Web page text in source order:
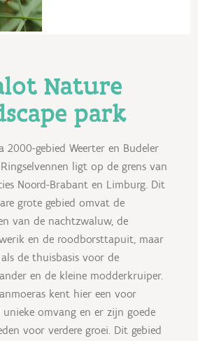
Nature
park
2000-gebied Weerter en Budeler
Ringselvennen ligt op de grens van
Noord-Brabant en Limburg. Dit
grote gebied omvat de
van de nachtzwaluw, de
en de roodborsttapuit, maar
de thuisbasis voor de
en de kleine modderkruiper.
kent hier een voor
unieke omvang en er zijn goede
voor verdere groei. Dit gebied